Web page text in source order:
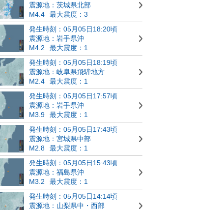
震源地：茨城県北部
M4.4
最大震度：3
発生時刻：05月05日18:20頃
震源地：岩手県沖
M4.2
最大震度：1
発生時刻：05月05日18:19頃
震源地：岐阜県飛騨地方
M2.4
最大震度：1
発生時刻：05月05日17:57頃
震源地：岩手県沖
M3.9
最大震度：1
発生時刻：05月05日17:43頃
震源地：宮城県中部
M2.8
最大震度：1
発生時刻：05月05日15:43頃
震源地：福島県沖
M3.2
最大震度：1
発生時刻：05月05日14:14頃
震源地：山梨県中・西部